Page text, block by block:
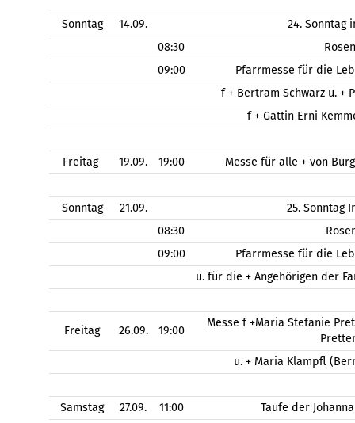
Sonntag 14.09.
24. Sonntag
08:30
09:00
Pfarrmesse für die
f + Bertram Schwarz u. +
f + Gattin Erni
Freitag 19.09. 19:00 Messe für alle + von
Sonntag 21.09.
25. Sonntag
08:30
09:00
Pfarrmesse für die
u. für die + Angehörigen der
Freitag 26.09. 19:00
Messe f +Maria Stefanie
u. + Maria Klampfl
Samstag 27.09. 11:00 Taufe der